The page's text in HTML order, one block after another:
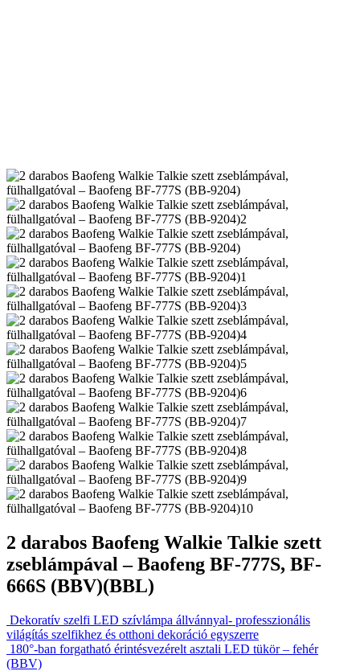
2 darabos Baofeng Walkie Talkie szett
zseblámpával – Baofeng BF-777S, BF-
666S (BBV)(BBL)
Dekoratív szelfi LED szívlámpa állvánnyal- professzionális
világítás szelfikhez és otthoni dekoráció egyszerre
180°-ban forgatható érintésvezérelt asztali LED tükör – fehér
(BBV)